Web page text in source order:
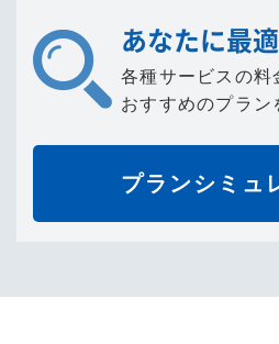
あなたに最
各種サービスの料
おすすめのプラン
プランシミュ